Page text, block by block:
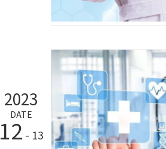
2023
DATE
12 - 13